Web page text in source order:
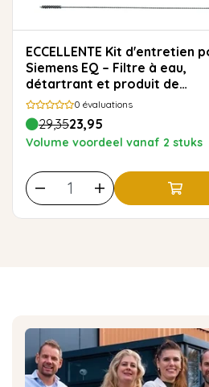
ECCELLENTE Kit d'entretien pour
Siemens EQ – Filtre à eau,
détartrant et produit de
nettoyage
0 évaluations
29,3523,95
Volume voordeel vanaf 2 stuks